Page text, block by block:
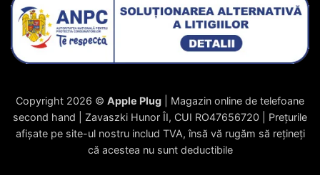
Copyright 2026 © Apple Plug | Magazin online de telefoane
second hand | Zavaszki Hunor ÎI, CUI RO47656720 | Prețurile
afișate pe site-ul nostru includ TVA, însă vă rugăm să rețineți
că acestea nu sunt deductibile